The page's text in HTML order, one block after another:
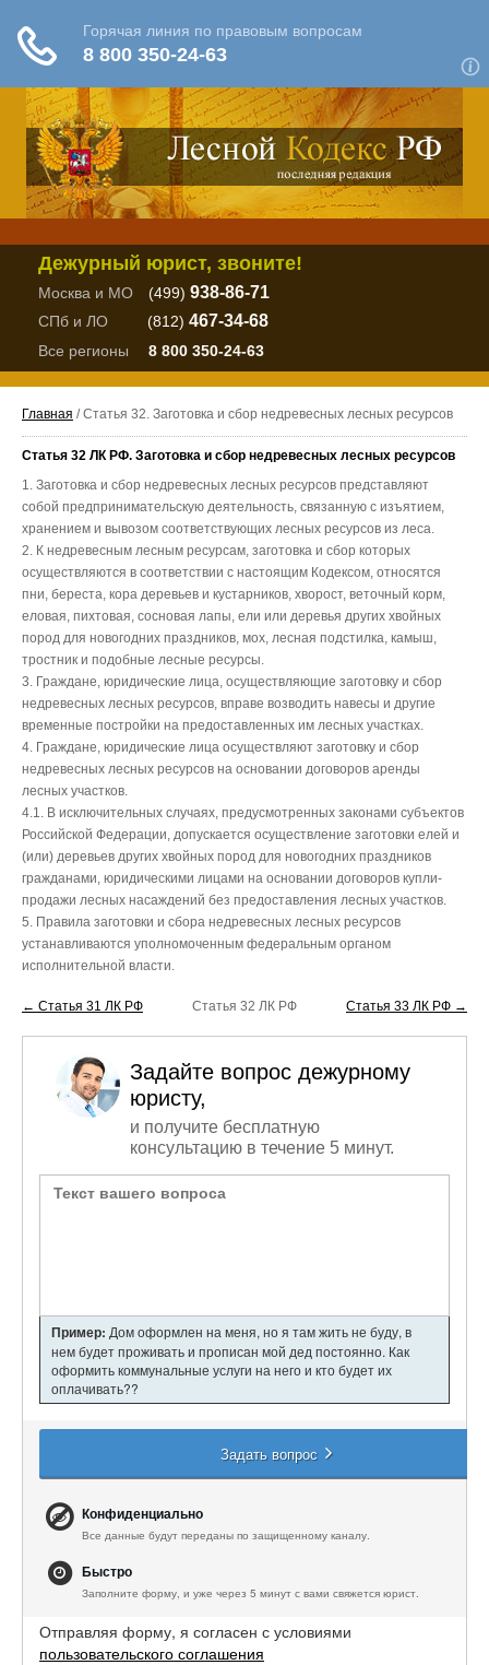
Дежурный юрист, звоните!
Москва и МО (499) 938-86-71
СПб и ЛО (812) 467-34-68
Все регионы 8 800 350-24-63
Главная / Статья 32. Заготовка и сбор недревесных лесных ресурсов
Статья 32 ЛК РФ. Заготовка и сбор недревесных лесных ресурсов
1. Заготовка и сбор недревесных лесных ресурсов представляют
собой предпринимательскую деятельность, связанную с изъятием,
хранением и вывозом соответствующих лесных ресурсов из леса.
2. К недревесным лесным ресурсам, заготовка и сбор которых
осуществляются в соответствии с настоящим Кодексом, относятся
пни, береста, кора деревьев и кустарников, хворост, веточный корм,
еловая, пихтовая, сосновая лапы, ели или деревья других хвойных
пород для новогодних праздников, мох, лесная подстилка, камыш,
тростник и подобные лесные ресурсы.
3. Граждане, юридические лица, осуществляющие заготовку и сбор
недревесных лесных ресурсов, вправе возводить навесы и другие
временные постройки на предоставленных им лесных участках.
4. Граждане, юридические лица осуществляют заготовку и сбор
недревесных лесных ресурсов на основании договоров аренды
лесных участков.
4.1. В исключительных случаях, предусмотренных законами субъектов
Российской Федерации, допускается осуществление заготовки елей и
(или) деревьев других хвойных пород для новогодних праздников
гражданами, юридическими лицами на основании договоров купли-
продажи лесных насаждений без предоставления лесных участков.
5. Правила заготовки и сбора недревесных лесных ресурсов
устанавливаются уполномоченным федеральным органом
исполнительной власти.
← Статья 31 ЛК РФ Статья 32 ЛК РФ Статья 33 ЛК РФ →
Задайте вопрос дежурному
юристу,
и получите бесплатную
консультацию в течение 5 минут.
Пример: Дом оформлен на меня, но я там жить не буду, в
нем будет проживать и прописан мой дед постоянно. Как
оформить коммунальные услуги на него и кто будет их
оплачивать??
Задать вопрос
Конфиденциально
Все данные будут переданы по защищенному каналу.
Быстро
Заполните форму, и уже через 5 минут с вами свяжется юрист.
Отправляя форму, я согласен с условиями
пользовательского соглашения